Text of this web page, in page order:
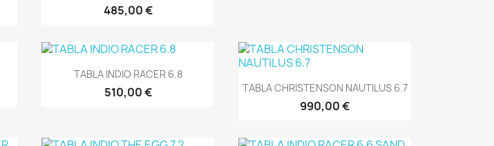
485,00 €
 Vista rápida
TABLA INDIO RACER 6.8
510,00 € Vista rápida
TABLA CHRISTENSON NAUTILUS 6.7
990,00 €